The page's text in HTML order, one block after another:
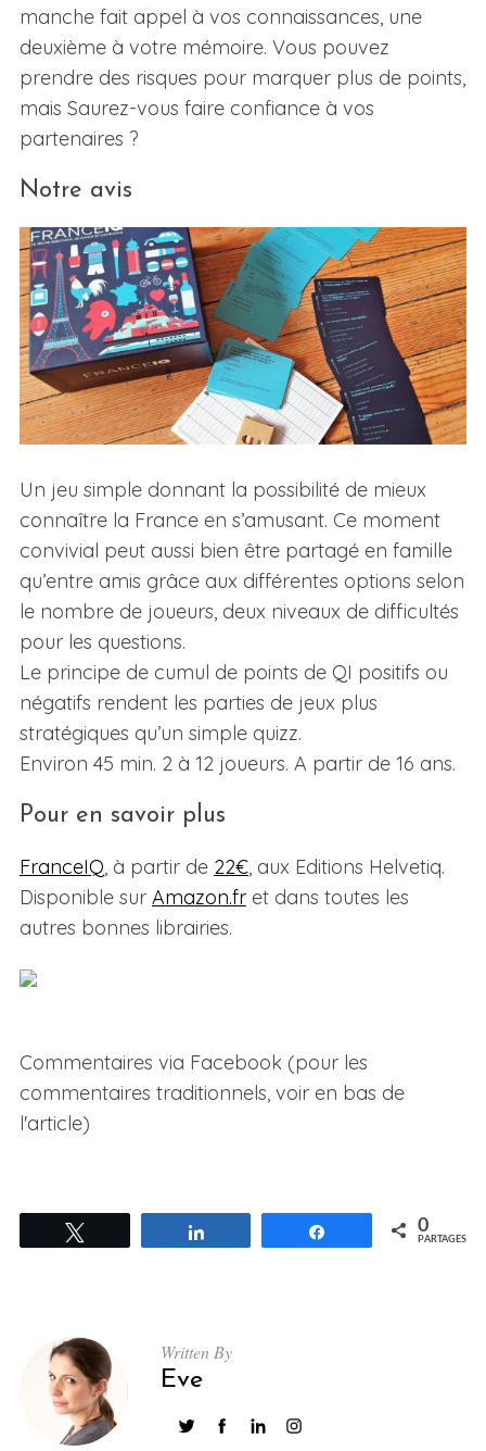
manche fait appel à vos connaissances, une
deuxième à votre mémoire. Vous pouvez
prendre des risques pour marquer plus de points,
mais Saurez-vous faire confiance à vos
partenaires ?
Notre avis
Un jeu simple donnant la possibilité de mieux
connaître la France en s’amusant. Ce moment
convivial peut aussi bien être partagé en famille
qu’entre amis grâce aux différentes options selon
le nombre de joueurs, deux niveaux de difficultés
pour les questions.
Le principe de cumul de points de QI positifs ou
négatifs rendent les parties de jeux plus
stratégiques qu’un simple quizz.
Environ 45 min. 2 à 12 joueurs. A partir de 16 ans.
Pour en savoir plus
FranceIQ, à partir de 22€, aux Editions Helvetiq.
Disponible sur Amazon.fret dans toutes les
autres bonnes librairies.
Commentaires via Facebook (pour les
commentaires traditionnels, voir en bas de
l'article)
Partagez 0
PARTAGES
Written By
Eve